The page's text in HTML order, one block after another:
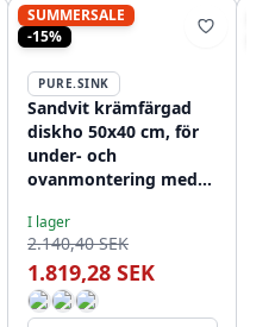
SUMMERSALE
-15%
PURE.SINK
Sandvit krämfärgad
diskho 50x40 cm, för
under- och
ovanmontering med
1208956399
I lager
2.140,40 SEK
1.819,28 SEK